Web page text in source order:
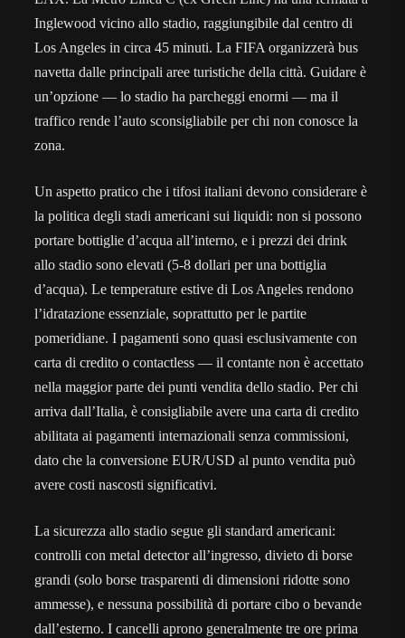
Inglewood vicino allo stadio, raggiungibile dal centro di
Los Angeles in circa 45 minuti. La FIFA organizzerà bus
navetta dalle principali aree turistiche della città. Guidare è
un’opzione — lo stadio ha parcheggi enormi — ma il
traffico rende l’auto sconsigliabile per chi non conosce la
zona.
Un aspetto pratico che i tifosi italiani devono considerare è
la politica degli stadi americani sui liquidi: non si possono
portare bottiglie d’acqua all’interno, e i prezzi dei drink
allo stadio sono elevati (5-8 dollari per una bottiglia
d’acqua). Le temperature estive di Los Angeles rendono
l’idratazione essenziale, soprattutto per le partite
pomeridiane. I pagamenti sono quasi esclusivamente con
carta di credito o contactless — il contante non è accettato
nella maggior parte dei punti vendita dello stadio. Per chi
arriva dall’Italia, è consigliabile avere una carta di credito
abilitata ai pagamenti internazionali senza commissioni,
dato che la conversione EUR/USD al punto vendita può
avere costi nascosti significativi.
La sicurezza allo stadio segue gli standard americani:
controlli con metal detector all’ingresso, divieto di borse
grandi (solo borse trasparenti di dimensioni ridotte sono
ammesse), e nessuna possibilità di portare cibo o bevande
dall’esterno. I cancelli aprono generalmente tre ore prima